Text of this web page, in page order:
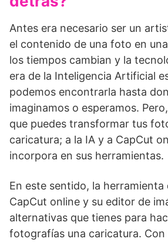
Antes era necesario ser un
el contenido de una foto en
los tiempos cambian y la
era de la Inteligencia Artificial
podemos encontrarla hasta
imaginamos o esperamos.
que puedes transformar tus
caricatura; a la IA y a CapCut
incorpora en sus herramientas.
En este sentido, la
CapCut online y su editor de
alternativas que tienes para
fotografías una caricatura. Con